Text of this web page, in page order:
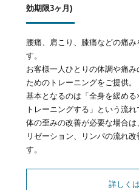
効期限3ヶ月)
腰痛、肩こり、膝痛などの痛
す。
お客様一人ひとりの体調や痛
ためのトレーニングをご提供。
基本となるのは「全身を緩め
トレーニングする」という流れ
体の歪みの改善が必要な場合
リゼーション、リンパの流れ
す。
詳しく